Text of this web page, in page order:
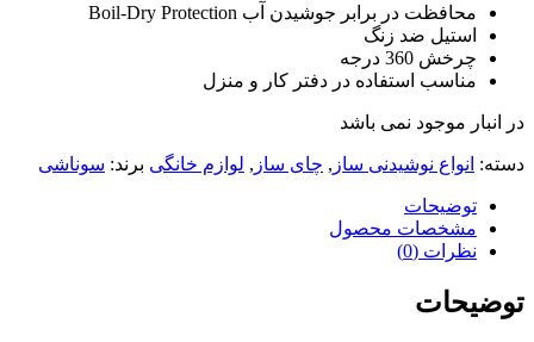
محافظت در برابر جوشیدن آب Boil-Dry Protection
استیل ضد زنگ
چرخش 360 درجه
مناسب استفاده در دفتر کار و منزل
در انبار موجود نمی باشد
دسته: انواع نوشیدنی ساز , چای ساز , لوازم خانگی برند: سوناشی
توضیحات
مشخصات محصول
نظرات (0)
توضیحات